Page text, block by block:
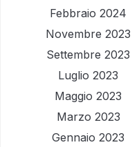
Febbraio 2024
Novembre 2023
Settembre 2023
Luglio 2023
Maggio 2023
Marzo 2023
Gennaio 2023